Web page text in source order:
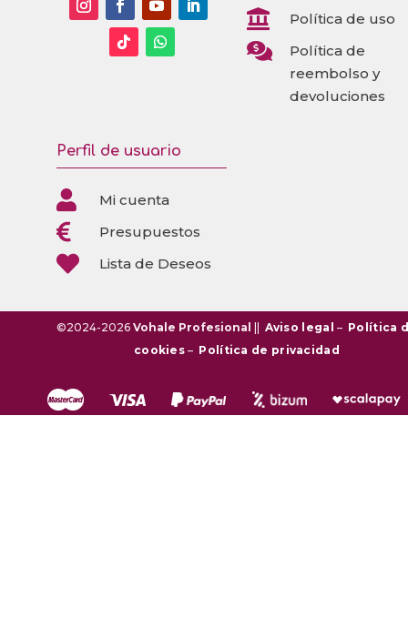
 Política de uso

Política de
reembolso y
devoluciones
Perfil de usuario
 Mi cuenta
 Presupuestos
 Lista de Deseos
©2024-2026 Vohale Profesional Aviso legal – Política
cookies– Política de privacidad